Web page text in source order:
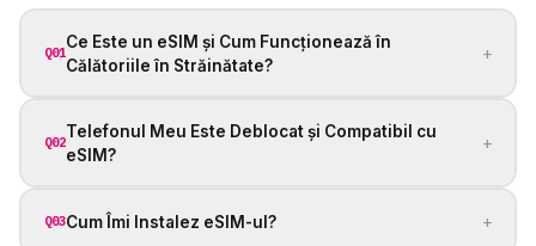
Q01
Ce Este un eSIM și Cum Funcționează în
Călătoriile în Străinătate?
+
Q02
Telefonul Meu Este Deblocat și Compatibil cu
eSIM?
+
Q03Cum Îmi Instalez eSIM-ul? +